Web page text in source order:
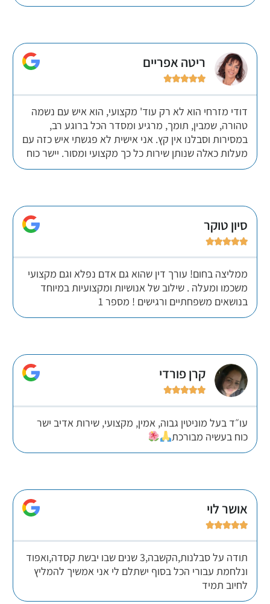
ריטה אפריים





דודי מזרחי הוא לא רק עוד' מקצועי, הוא איש עם נשמה
טהורה, שמבין, תומך, מרגיע ומסדר הכל ברוגע רב,
במסירות וסבלנו אין קץ. אני אישית לא פגשתי איש כזה עם
מעלות כאלה שנותן שירות כל כך מקצועי ומסור. יישר כוח
סיון טוקר





ממליצה בחום! עורך דין שהוא גם אדם נפלא וגם מקצועי
משכמו ומעלה . שילוב של אנושיות ומקצועיות במיוחד
בנושאים משפחתיים ורגישים ! מספר 1
קרן פורדי





עו״ד בעל מוניטין גבוה, אמין, מקצועי, שירות אדיב ישר
כוח בעשיה מבורכת
אושר לוי





תודה על סבלנות,הקשבה,3 שנים שבו יבשת קסדה,ואפוד
ונלחמת עבורי הכל בסוף ישתלם לי אני אמשיך להמליץ
לחיוב תמיד